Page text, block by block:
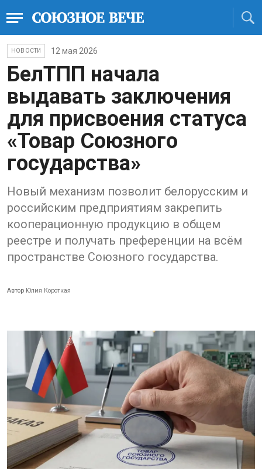
НОВОСТИ 12 мая 2026
БелТПП начала
выдавать заключения
для присвоения статуса
«Товар Союзного
государства»
Новый механизм позволит белорусским и
российским предприятиям закрепить
кооперационную продукцию в общем
реестре и получать преференции на всём
пространстве Союзного государства.
Автор Юлия Короткая